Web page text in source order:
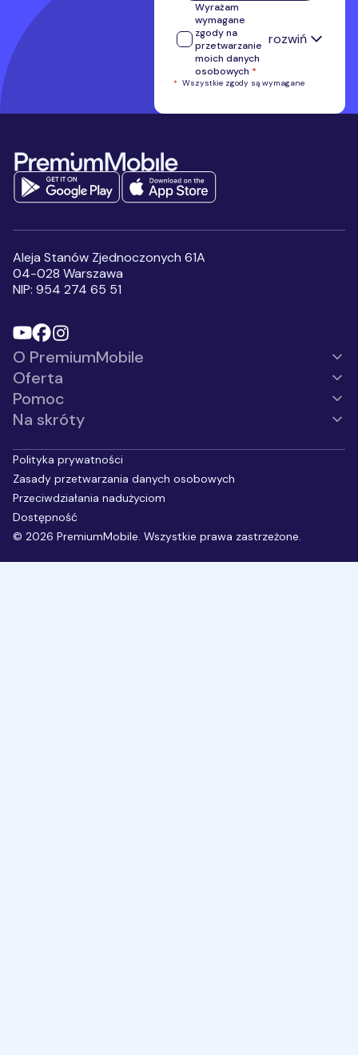
Wyrażam
wymagane
zgody na
przetwarzanie
moich danych
osobowych *
rozwiń
Wyrażam zgodę na przetwarzanie
numeru telefonu w celu kontaktu i
na temat
przetwarzania danych
o.o., informacji handlowych,
w tym na marketing
* Wszystkie zgody są wymagane
Aleja Stanów Zjednoczonych 61A
04-028 Warszawa
NIP: 954 274 65 51
O PremiumMobile
Oferta
Pomoc
Na skróty
© 2026 PremiumMobile. Wszystkie prawa zastrzeżone.
Polityka prywatności
Zasady przetwarzania danych osobowych
Przeciwdziałania nadużyciom
Dostępność